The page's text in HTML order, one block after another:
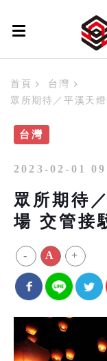
首頁
台灣
眾所期待／平溪天
台灣
2023-02-01
眾所期待
場 交管接
- A +